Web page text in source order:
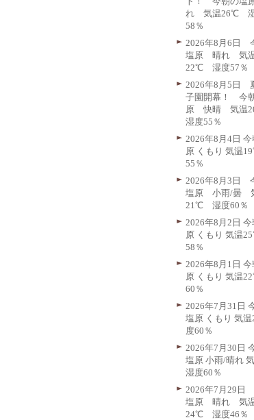
れ 気温26℃
58％
2026年8月6日
塩原 晴れ 気
22℃ 湿度57％
2026年8月5日
子園開幕！ 今
原 快晴 気温
湿度55％
2026年8月4日 今
原 くもり 気温
55％
2026年8月3日
塩原 小雨/曇
21℃ 湿度60％
2026年8月2日 今
原 くもり 気温
58％
2026年8月1日 今
原 くもり 気温
60％
2026年7月31日
塩原 くもり 気
度60％
2026年7月30日
塩原 小雨/晴れ
湿度60％
2026年7月29日
塩原 晴れ 気
24℃ 湿度46％